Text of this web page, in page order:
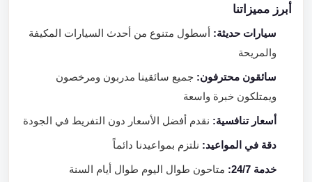
أبرز مميزاتنا
سيارات حديثة:أسطول متنوع من أحدث السيارات المكيفة
والمريحة
سائقون محترفون:جميع سائقينا مدربون ومرخصون
ويمتلكون خبرة واسعة
أسعار تنافسية:نقدم أفضل الأسعار دون التفريط في الجودة
دقة في المواعيد:نلتزم بمواعيدنا دائماً
خدمة 24/7: متاحون طوال اليوم طوال أيام السنة